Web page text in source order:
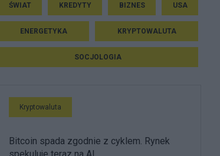
ŚWIAT KREDYTY BIZNES USA
ENERGETYKA KRYPTOWALUTA
SOCJOLOGIA
Kryptowaluta
Bitcoin spada zgodnie z cyklem. Rynek